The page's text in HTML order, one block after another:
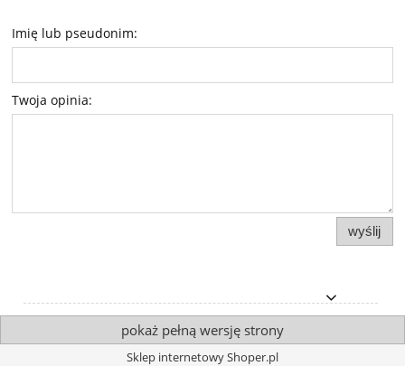
Imię lub pseudonim:
Twoja opinia:
wyślij
pokaż pełną wersję strony
Sklep internetowy Shoper.pl